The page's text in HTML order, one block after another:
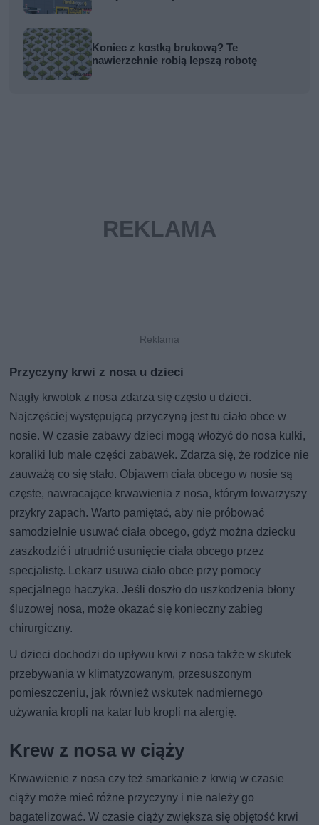
Koniec z kostką brukową? Te
nawierzchnie robią lepszą robotę
Przyczyny krwi z nosa u dzieci
Nagły krwotok z nosa zdarza się często u dzieci.
Najczęściej występującą przyczyną jest tu ciało obce w
nosie. W czasie zabawy dzieci mogą włożyć do nosa kulki,
koraliki lub małe części zabawek. Zdarza się, że rodzice nie
zauważą co się stało. Objawem ciała obcego w nosie są
częste, nawracające krwawienia z nosa, którym towarzyszy
przykry zapach. Warto pamiętać, aby nie próbować
samodzielnie usuwać ciała obcego, gdyż można dziecku
zaszkodzić i utrudnić usunięcie ciała obcego przez
specjalistę. Lekarz usuwa ciało obce przy pomocy
specjalnego haczyka. Jeśli doszło do uszkodzenia błony
śluzowej nosa, może okazać się konieczny zabieg
chirurgiczny.
U dzieci dochodzi do upływu krwi z nosa także w skutek
przebywania w klimatyzowanym, przesuszonym
pomieszczeniu, jak również wskutek nadmiernego
używania kropli na katar lub kropli na alergię.
Krew z nosa w ciąży
Krwawienie z nosa czy też smarkanie z krwią w czasie
ciąży może mieć różne przyczyny i nie należy go
bagatelizować. W czasie ciąży zwiększa się objętość krwi